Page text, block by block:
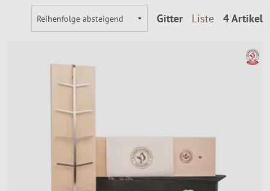
Service 4 Artikel
Gitter Liste